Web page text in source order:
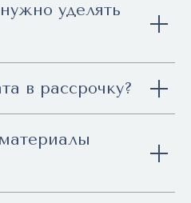
уделять
в рассрочку?